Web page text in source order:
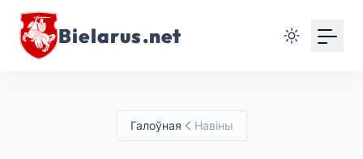
Bielarus.net
Галоўная Навіны